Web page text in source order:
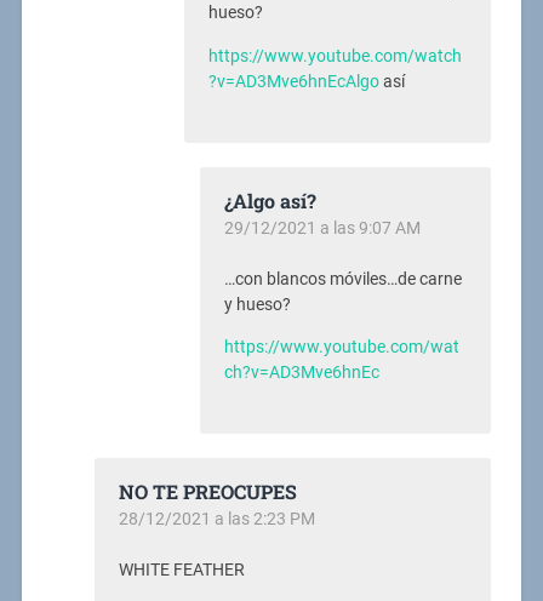
hueso?
https://www.youtube.com/watch
?v=AD3Mve6hnEcAlgoasí
¿Algo así?
29/12/2021 a las 9:07 AM
…con blancos móviles…de carne
y hueso?
https://www.youtube.com/wat
ch?v=AD3Mve6hnEc
NO TE PREOCUPES
28/12/2021 a las 2:23 PM
WHITE FEATHER